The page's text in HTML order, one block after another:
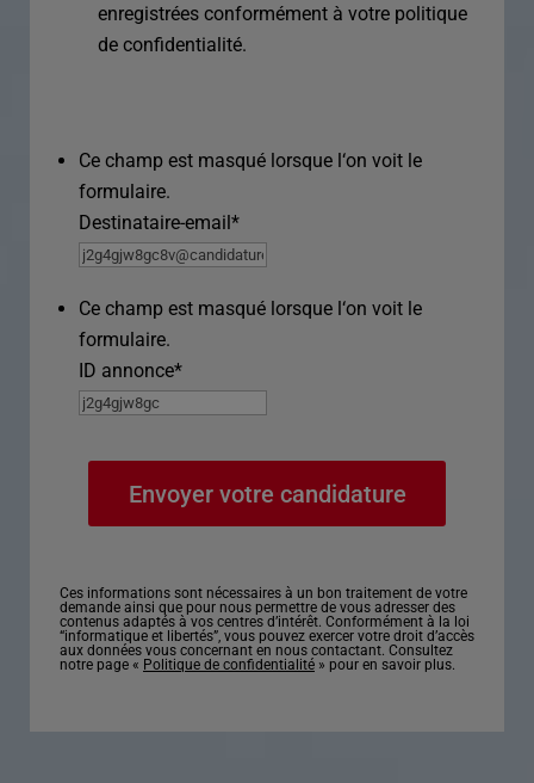
enregistrées conformément à votre politique
de confidentialité.
Ce champ est masqué lorsque l‘on voit le
formulaire.
Destinataire-email*
Ce champ est masqué lorsque l‘on voit le
formulaire.
ID annonce*
Ces informations sont nécessaires à un bon traitement de votre
demande ainsi que pour nous permettre de vous adresser des
contenus adaptés à vos centres d’intérêt. Conformément à la loi
“informatique et libertés”, vous pouvez exercer votre droit d’accès
aux données vous concernant en nous contactant. Consultez
notre page « Politique de confidentialité » pour en savoir plus.